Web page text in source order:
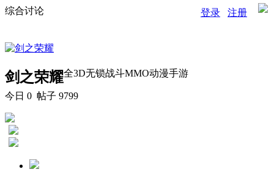
综合讨论 登录 注册
剑之荣耀全3D无锁战斗MMO动漫手游
今日 0 帖子 9799